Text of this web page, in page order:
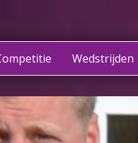
Wedstrijden